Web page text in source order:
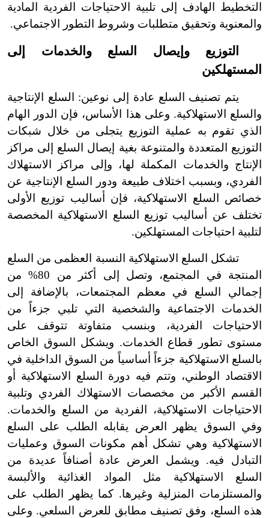
التخطيط الهادف إلى تلبية الاحتياجات الفردية المادية
والمعنوية وتحقيق متطلبات وشروط التطور الاجتماعي.
التوزيع وإيصال السلع والخدمات إلى
المستهلكين
يتم تصنيف السلع عادة إلى نوعين: السلع الإنتاجية
والسلع الاستهلاكية. وعلى هذا الأساس، فإن الدور الهام
الذي تقوم به عملية التوزيع يتجلى من خلال شبكات
التوزيع المتعددة والمتنوعة بغية إيصال السلع إلى مراكز
الإنتاج والخدمات المكملة لها، وإلى مراكز الاستهلاك
الفردي، وبسبب اختلاف طبيعة ودور السلع الإنتاجية عن
خصائص السلع الاستهلاكية، فإن أساليب توزيع الأولى
تختلف عن أساليب توزيع السلع الاستهلاكية المخصصة
لتلبية احتياجات المستهلكين.
تشكل السلع الاستهلاكية النسبة العظمى من السلع
المنتجة في المجتمع، وتصل إلى أكثر من 80% من
إجمالي السلع في معظم المجتمعات، بالإضافة إلى
الخدمات الاجتماعية والشخصية التي تلبي جزءاً من
الاحتياجات الفردية، وبنسب متفاوتة تتوقف على
مستوى تطور قطاع الخدمات. ويشكل السوق الخاص
بالسلع الاستهلاكية جزءاً أساسياً من السوق الداخلية في
الاقتصاد الوطني، وتتم فيه دورة السلع الاستهلاكية أو
القسم الأكبر من مخصصات الاستهلاك الفردي وتلبية
الاحتياجات الاستهلاكية، الفردية من السلع والخدمات.
وفي السوق يظهر العرض يقابله الطلب على السلع
الاستهلاكية وهي تشكل أهم مكونات السوق وعمليات
التبادل فيه. ويشمل العرض عادة أصنافاً عديدة من
السلع الاستهلاكية مثل المواد الغذائية والألبسة
والمستلزمات المنزلية وغيرها. كما يظهر الطلب على
هذه السلع، وفق تصنيف مطابق للعرض السلعي. وعلى